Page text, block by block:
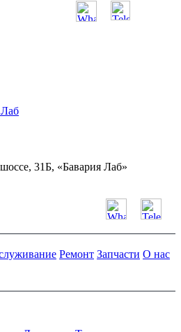
31Б, «Бавария Лаб»
Ремонт Запчасти О нас